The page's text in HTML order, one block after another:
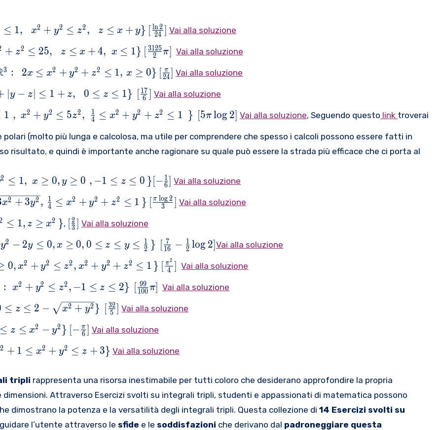
\}
≤ 1, x2 + y2 ≤ z2, z ≤ x + y} [\frac{\ln
2}{24}]
[ 24
ln2] Vai alla soluzione
+ z2 ≤ 25, z ≤ x + 4, x ≤ 1} [\frac{3125}
{2}\pi]
[ 2
3125π] Vai alla soluzione
0 \}
3 : 2x ≤ x2 + y2 + z2 ≤ 1, x ≥ 0} [\frac{\pi
}{24}]
[24
π ] Vai alla soluzione
∣y − z∣ ≤ 1 + z, 0 ≤ z ≤ 1} [\frac{17}
{6}]
[ 6
17] Vai alla soluzione
1 , x2 + y2 ≤ 5z2, 4
1 ≤ x2 + y2 + z2 ≤ 1 } [5\pi
\log
2]
[5π log 2] Vai alla soluzione, Seguendo questo link troverai
(molto più lunga e calcolosa, ma utile per comprendere che spesso i calcoli possono essere fatti in
risultato, e quindi è importante anche ragionare su quale può essere la strada più efficace che ci porta al
2 ≤ 1, x ≥ 0, y ≥ 0 , −1 ≤ z ≤ 0 } [−6
1 ] Vai alla soluzione
x2 + 3y2 , 4
1 ≤ x2 + y2 + z2 ≤ 1 } [\frac{\pi
\log 2}
[ 3
π log2] Vai alla soluzione
≤ 1, z ≥ x2 }, [\frac{2}
{3}]
[3
2] Vai alla soluzione
y2 − 2y ≤ 0, x ≥ 0, 0 ≤ z ≤ y ≤ 2
1 } [\frac{7}
{16}-
\frac{1}
2]
[16
7 − 2
1 log 2]Vai alla soluzione
1\,
0, x2 + y2 ≤ z2, x2 + y2 + z2 ≤ 1 } [\frac{{{\pi
}^{2}}}
{4}]
[ 4
π2 ] Vai alla soluzione
2 \}
: x2 + y2 ≤ z2, −1 ≤ z ≤ 2} [\frac{99}
{100}\pi]
[100
99 π] Vai alla soluzione
≤ z ≤ 2 − x2 + y2} [\frac{32}
{5}]
[ 5
32] Vai alla soluzione
1\le
≤ z ≤ x2 − y2} [-
\frac{\pi
}{6}]
[− 6
π ] Vai alla soluzione
2 + 1 ≤ x2 + y2 ≤ z + 3} Vai alla soluzione
tripli rappresenta una risorsa inestimabile per tutti coloro che desiderano approfondire la propria
Attraverso Esercizi svolti su integrali tripli, studenti e appassionati di matematica possono
dimostrano la potenza e la versatilità degli integrali tripli. Questa collezione di 14 Esercizi svolti su
l’utente attraverso le sfide e le soddisfazioni che derivano dal padroneggiare questa